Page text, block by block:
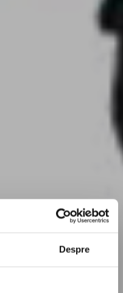
Despre